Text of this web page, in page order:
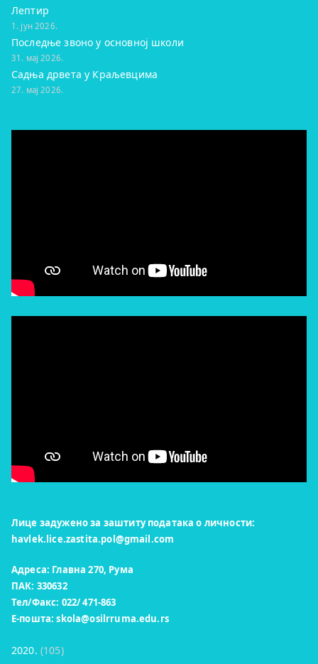
Лептир
1. јун 2026.
Последње звоно у основној школи
31. мај 2026.
Садња дрвета у Краљевцима
27. мај 2026.
Лице задужено за заштиту података о личности:
havlek.lice.zastita.pol@gmail.com
Адреса: Главна 270, Рума
ПАК: 330632
Тел/Факс: 022/ 471-863
Е-пошта:skola@osilrruma.edu.rs
2020. (105)